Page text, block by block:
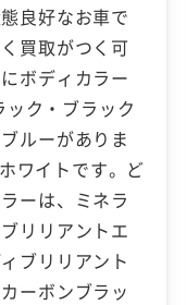
良好なお車で
買取がつく可
ボディカラー
ク・ブラック
ルーがありま
ワイトです。ど
ーは、ミネラ
リリアントエ
ブリリアント
ーボンブラッ